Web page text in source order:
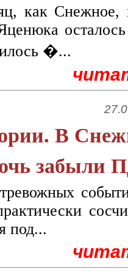
как Снежное,
�...
В
забыли
под...